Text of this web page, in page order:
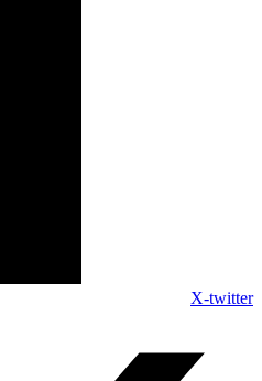
X-twitter